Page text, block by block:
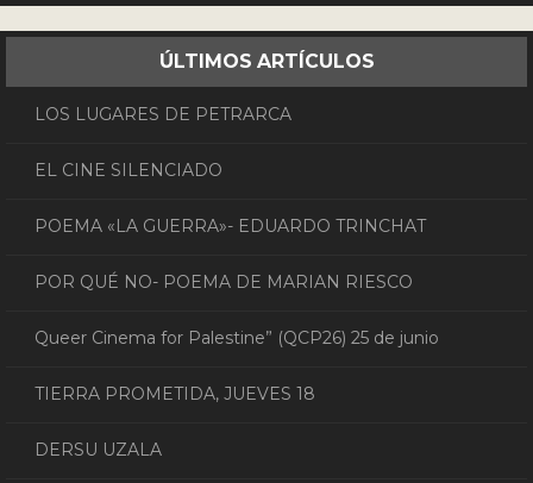
ÚLTIMOS ARTÍCULOS
LOS LUGARES DE PETRARCA
EL CINE SILENCIADO
POEMA «LA GUERRA»- EDUARDO TRINCHAT
POR QUÉ NO- POEMA DE MARIAN RIESCO
Queer Cinema for Palestine” (QCP26) 25 de junio
TIERRA PROMETIDA, JUEVES 18
DERSU UZALA